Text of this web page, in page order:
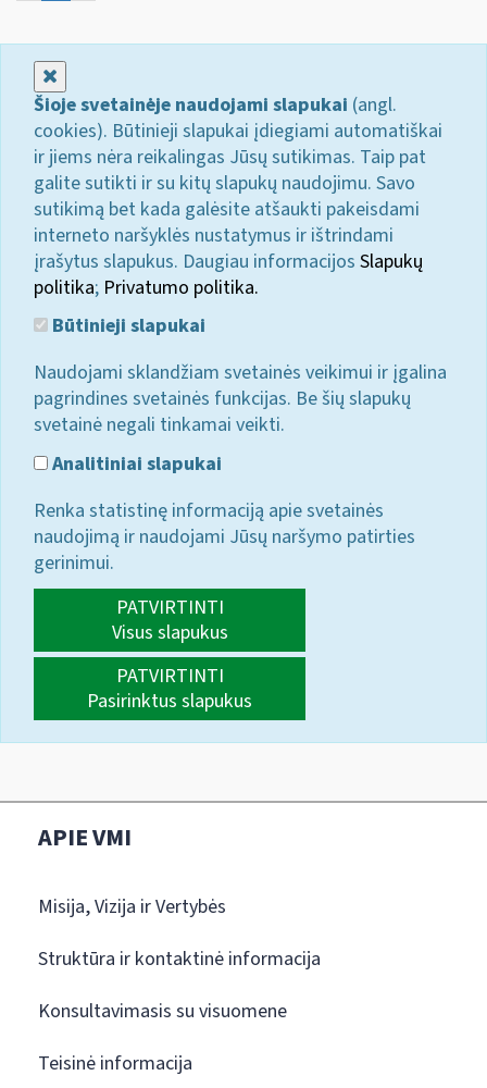
Šioje svetainėje naudojami slapukai (angl.
cookies). Būtinieji slapukai įdiegiami automatiškai
ir jiems nėra reikalingas Jūsų sutikimas. Taip pat
galite sutikti ir su kitų slapukų naudojimu. Savo
sutikimą bet kada galėsite atšaukti pakeisdami
interneto naršyklės nustatymus ir ištrindami
įrašytus slapukus. Daugiau informacijos Slapukų
politika; Privatumo politika.
Būtinieji slapukai
Naudojami sklandžiam svetainės veikimui ir įgalina
pagrindines svetainės funkcijas. Be šių slapukų
svetainė negali tinkamai veikti.
Analitiniai slapukai
Renka statistinę informaciją apie svetainės
naudojimą ir naudojami Jūsų naršymo patirties
gerinimui.
PATVIRTINTI
Visus slapukus
PATVIRTINTI
Pasirinktus slapukus
APIE VMI
Misija, Vizija ir Vertybės
Struktūra ir kontaktinė informacija
Konsultavimasis su visuomene
Teisinė informacija